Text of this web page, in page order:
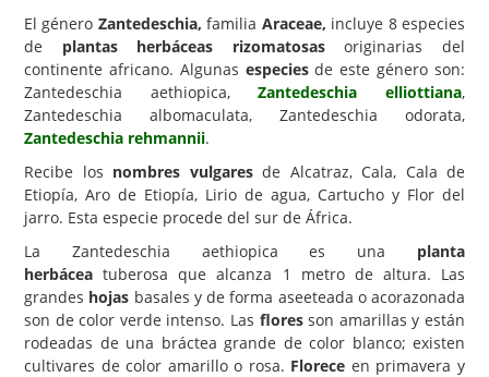
Enfermedades
Animales
Hongos
Carencias
Fotos
Flores y Plantas
Árboles y Palmeras
Arbustos y Trepadoras
Cactus y Suculentas
El género Zantedeschia,familia Araceae, incluye 8 especies
de plantas herbáceas rizomatosasoriginarias del
continente africano. Algunas especiesde este género son:
Zantedeschia aethiopica,Zantedeschia elliottiana,
Zantedeschia albomaculata, Zantedeschia odorata,
Zantedeschia rehmannii.
Recibe los nombres vulgaresde Alcatraz, Cala, Cala de
Etiopía, Aro de Etiopía, Lirio de agua, Cartucho y Flor del
jarro. Esta especie procede del sur de África.
La Zantedeschia aethiopica es una planta
herbácea tuberosa que alcanza 1 metro de altura. Las
grandes hojas basales y de forma aseeteada o acorazonada
son de color verde intenso. Las floresson amarillas y están
rodeadas de una bráctea grande de color blanco; existen
cultivares de color amarillo o rosa. Florece en primavera y